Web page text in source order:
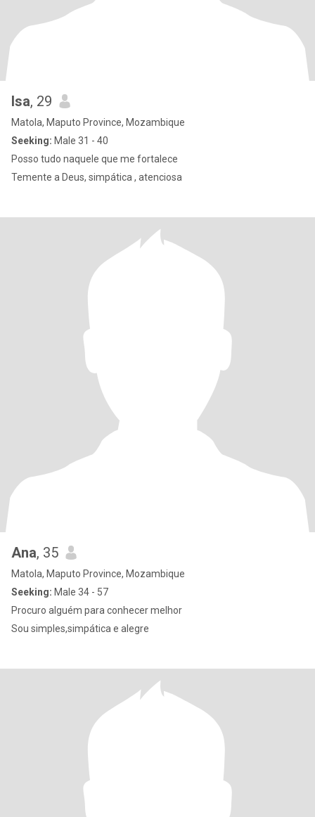
Isa, 29
Matola, Maputo Province, Mozambique
Seeking: Male 31 - 40
Posso tudo naquele que me fortalece
Temente a Deus, simpática , atenciosa
Ana, 35
Matola, Maputo Province, Mozambique
Seeking: Male 34 - 57
Procuro alguém para conhecer melhor
Sou simples,simpática e alegre